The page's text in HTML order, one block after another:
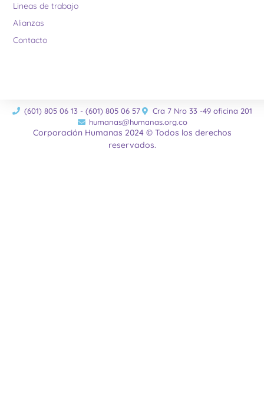
Lineas de trabajo
Alianzas
Contacto
(601) 805 06 13 - (601) 805 06 57
Cra 7 Nro 33 -49 oficina 201
humanas@humanas.org.co
Corporación Humanas 2024 © Todos los derechos
reservados.